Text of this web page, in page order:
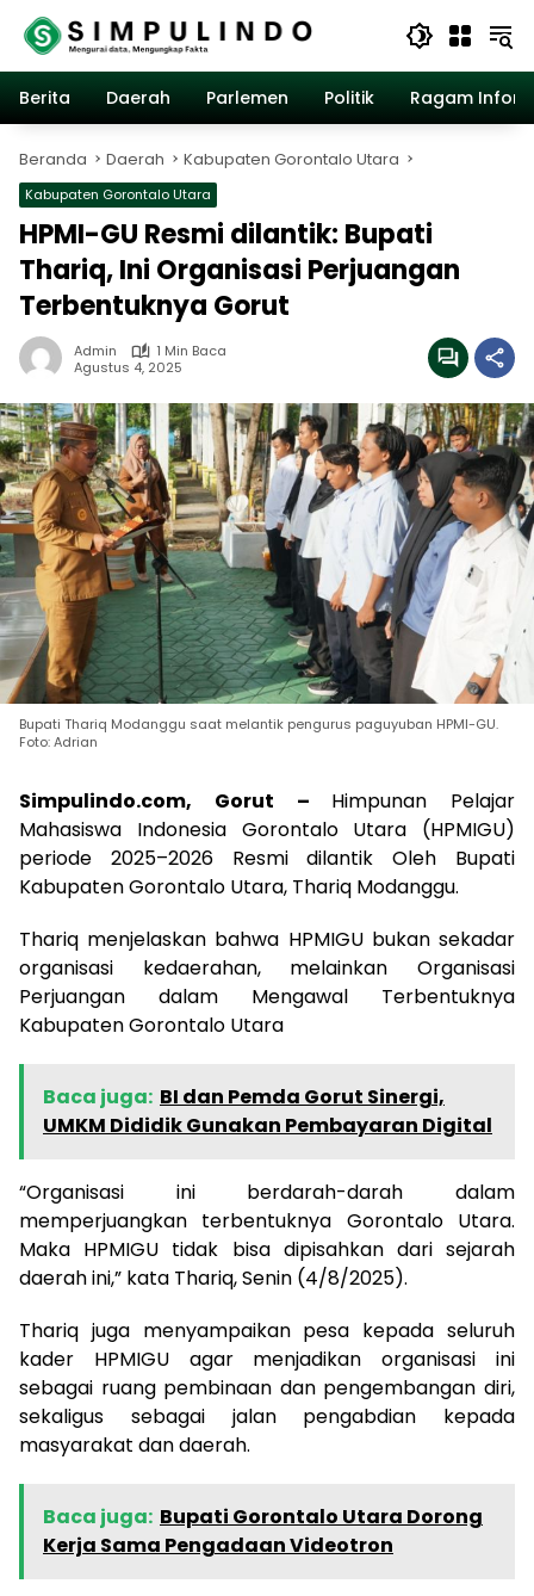
Langsung
konten
Berita
Daerah Parlemen Politik Ragam
Beranda Daerah Kabupaten Gorontalo Utara
Kabupaten Gorontalo Utara
HPMI-GU Resmi dilantik: Bupati
Thariq, Ini Organisasi Perjuangan
Terbentuknya Gorut
Admin
1 Min Baca
Agustus 4, 2025
Bupati Thariq Modanggu saat melantik pengurus paguyuban HPMI-GU.
Foto: Adrian
Simpulindo.com, Gorut – Himpunan Pelajar
Mahasiswa Indonesia Gorontalo Utara (HPMIGU)
periode 2025–2026 Resmi dilantik Oleh Bupati
Kabupaten Gorontalo Utara, Thariq Modanggu.
Thariq menjelaskan bahwa HPMIGU bukan sekadar
organisasi kedaerahan, melainkan Organisasi
Perjuangan dalam Mengawal Terbentuknya
Kabupaten Gorontalo Utara
Baca juga: BI dan Pemda Gorut Sinergi,
UMKM Dididik Gunakan Pembayaran Digital
“Organisasi ini berdarah-darah dalam
memperjuangkan terbentuknya Gorontalo Utara.
Maka HPMIGU tidak bisa dipisahkan dari sejarah
daerah ini,” kata Thariq, Senin (4/8/2025).
Thariq juga menyampaikan pesa kepada seluruh
kader HPMIGU agar menjadikan organisasi ini
sebagai ruang pembinaan dan pengembangan diri,
sekaligus sebagai jalan pengabdian kepada
masyarakat dan daerah.
Baca juga: Bupati Gorontalo Utara Dorong
Kerja Sama Pengadaan Videotron